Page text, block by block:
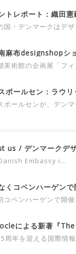
トレポート：織田
国・デンマークはデ
麻布designshopシ
美術館の企画展「フ
ポールセン：ラウ
ポールセンが、デン
us / デンマークデ
Embassy i...
くコペンハーゲン
コペンハーゲンで開
による新著『
周年を迎える国際情